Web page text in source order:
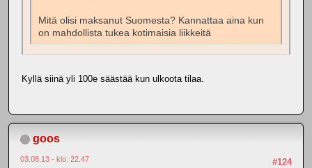
Mitä olisi maksanut Suomesta? Kannattaa aina kun
on mahdollista tukea kotimaisia liikkeitä
Kyllä siinä yli 100e säästää kun ulkoota tilaa.
goos
#124
03.08.13 - klo: 22.47